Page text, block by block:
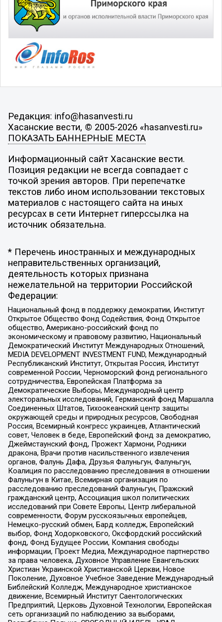
Редакция: info@hasanvesti.ru
Хасанские вести, © 2005-2026 «hasanvesti.ru»
ПОКАЗАТЬ БАННЕРНЫЕ МЕСТА
Информационный сайт Хасанские вести.
Позиция редакции не всегда совпадает с
точкой зрения авторов. При перепечатке
текстов либо ином использовании текстовых
материалов с настоящего сайта на иных
ресурсах в сети Интернет гиперссылка на
источник обязательна.
* Перечень иностранных и международных
неправительственных организаций,
деятельность которых признана
нежелательной на территории Российской
Федерации:
Национальный фонд в поддержку демократии, Институт
Открытое Общество Фонд Содействия, Фонд Открытое
общество, Американо-российский фонд по
экономическому и правовому развитию, Национальный
Демократический Институт Международных Отношений,
MEDIA DEVELOPMENT INVESTMENT FUND, Международный
Республиканский Институт, Открытая Россия, Институт
современной России, Черноморский фонд регионального
сотрудничества, Европейская Платформа за
Демократические Выборы, Международный центр
электоральных исследований, Германский фонд Маршалла
Соединенных Штатов, Тихоокеанский центр защиты
окружающей среды и природных ресурсов, Свободная
Россия, Всемирный конгресс украинцев, Атлантический
совет, Человек в беде, Европейский фонд за демократию,
Джеймстаунский фонд, Прожект Хармони, Родники
дракона, Врачи против насильственного извлечения
органов, Фалунь Дафа, Друзья Фалуньгун, Фалуньгун,
Коалиция по расследованию преследования в отношении
Фалуньгун в Китае, Всемирная организация по
расследованию преследований Фалуньгун, Пражский
гражданский центр, Ассоциация школ политических
исследований при Совете Европы, Центр либеральной
современности, Форум русскоязычных европейцев,
Немецко-русский обмен, Бард колледж, Европейский
выбор, Фонд Ходорковского, Оксфордский российский
фонд, Фонд Будущее России, Компания свободы
информации, Проект Медиа, Международное партнерство
за права человека, Духовное Управление Евангельских
Христиан Украинской Христианской Церкви, Новое
Поколение, Духовное Учебное Заведение Международный
Библейский Колледж, Международное христианское
движение, Всемирный Институт Саентологических
Предприятий, Церковь Духовной Технологии, Европейская
сеть организаций по наблюдению за выборами,